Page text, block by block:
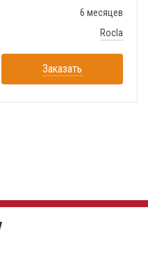
6 месяцев
Rocla
Заказать